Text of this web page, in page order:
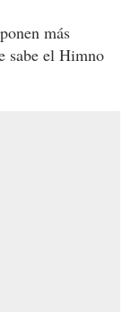
más
sabe el Himno